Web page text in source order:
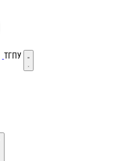
ТГПУ Открыть меню